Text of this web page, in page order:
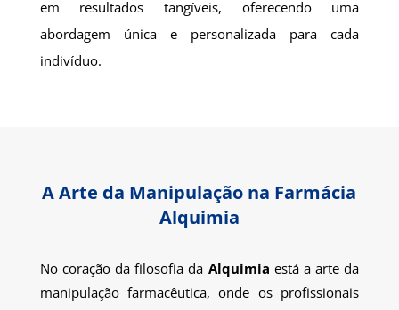
em resultados tangíveis, oferecendo uma
abordagem única e personalizada para cada
indivíduo.
A Arte da Manipulação na Farmácia
Alquimia
No coração da filosofia da Alquimia está a arte da
manipulação farmacêutica, onde os profissionais